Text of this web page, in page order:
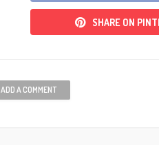
SHARE ON
ADD A COMMENT